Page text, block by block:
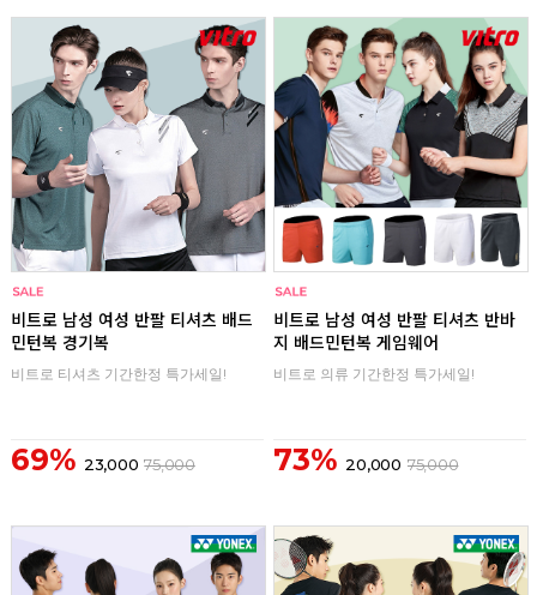
비트로 남성 여성 반팔 티셔츠 배드
민턴복 경기복
비트로 티셔츠 기간한정 특가세일!
69% 23,000 75,000
비트로 남성 여성 반팔 티셔츠 반바
지 배드민턴복 게임웨어
비트로 의류 기간한정 특가세일!
73% 20,000 75,000